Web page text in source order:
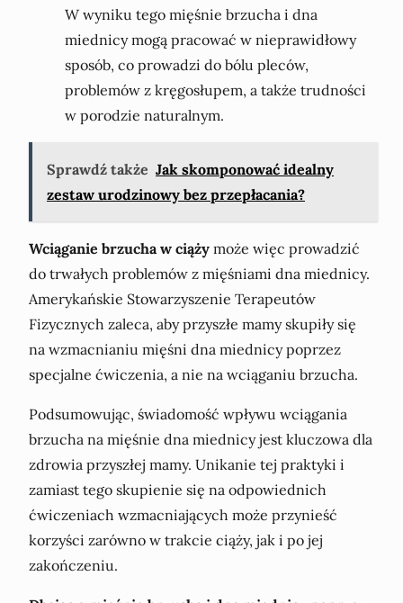
W wyniku tego mięśnie brzucha i dna
miednicy mogą pracować w nieprawidłowy
sposób, co prowadzi do bólu pleców,
problemów z kręgosłupem, a także trudności
w porodzie naturalnym.
Sprawdź także Jak skomponować idealny
zestaw urodzinowy bez przepłacania?
Wciąganie brzucha w ciąży może więc prowadzić
do trwałych problemów z mięśniami dna miednicy.
Amerykańskie Stowarzyszenie Terapeutów
Fizycznych zaleca, aby przyszłe mamy skupiły się
na wzmacnianiu mięśni dna miednicy poprzez
specjalne ćwiczenia, a nie na wciąganiu brzucha.
Podsumowując, świadomość wpływu wciągania
brzucha na mięśnie dna miednicy jest kluczowa dla
zdrowia przyszłej mamy. Unikanie tej praktyki i
zamiast tego skupienie się na odpowiednich
ćwiczeniach wzmacniających może przynieść
korzyści zarówno w trakcie ciąży, jak i po jej
zakończeniu.